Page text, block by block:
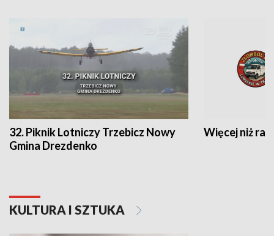
32. Piknik Lotniczy Trzebicz Nowy
Gmina Drezdenko
Więcej niż rajd
KULTURA I SZTUKA